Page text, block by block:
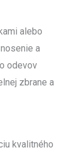
alebo
a
odevov
zbrane a
kvalitného